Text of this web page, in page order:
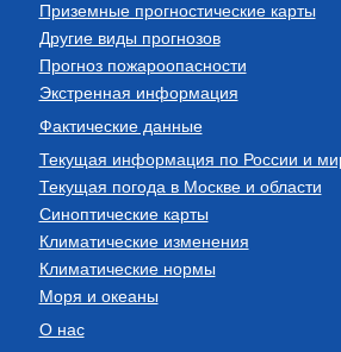
Приземные прогностические карты
Другие виды прогнозов
Прогноз пожароопасности
Экстренная информация
Фактические данные
Текущая информация по России и
Текущая погода в Москве и области
Синоптические карты
Климатические изменения
Климатические нормы
Моря и океаны
О нас